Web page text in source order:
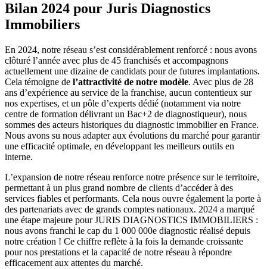
Bilan 2024 pour Juris Diagnostics
Immobiliers
En 2024, notre réseau s’est considérablement renforcé : nous avons
clôturé l’année avec plus de 45 franchisés et accompagnons
actuellement une dizaine de candidats pour de futures implantations.
Cela témoigne de l’attractivité de notre modèle. Avec plus de 28
ans d’expérience au service de la franchise, aucun contentieux sur
nos expertises, et un pôle d’experts dédié (notamment via notre
centre de formation délivrant un Bac+2 de diagnostiqueur), nous
sommes des acteurs historiques du diagnostic immobilier en France.
Nous avons su nous adapter aux évolutions du marché pour garantir
une efficacité optimale, en développant les meilleurs outils en
interne.
L’expansion de notre réseau renforce notre présence sur le territoire,
permettant à un plus grand nombre de clients d’accéder à des
services fiables et performants. Cela nous ouvre également la porte à
des partenariats avec de grands comptes nationaux. 2024 a marqué
une étape majeure pour JURIS DIAGNOSTICS IMMOBILIERS :
nous avons franchi le cap du 1 000 000e diagnostic réalisé depuis
notre création ! Ce chiffre reflète à la fois la demande croissante
pour nos prestations et la capacité de notre réseau à répondre
efficacement aux attentes du marché.